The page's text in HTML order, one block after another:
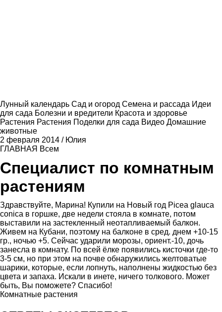
Лунный календарь Сад и огород Семена и рассада Идеи
для сада Болезни и вредители Красота и здоровье
Растения Растения Поделки для сада Видео Домашние
животные
2 февраля 2014 / Юлия
ГЛАВНАЯ Всем
Специалист по комнатным
растениям
Здравствуйте, Марина! Купили на Новый год Picea glauca
conica в горшке, две недели стояла в комнате, потом
выставили на застекленный неотапливаемый балкон.
Живем на Кубани, поэтому на балконе в сред. днем +10-15
гр., ночью +5. Сейчас ударили морозы, ориент.-10, дочь
занесла в комнату. По всей ёлке появились кисточки где-то
3-5 см, но при этом на почве обнаружились желтоватые
шарики, которые, если лопнуть, наполнены жидкостью без
цвета и запаха. Искали в инете, ничего толкового. Может
быть, Вы поможете? Спасибо!
Комнатные растения